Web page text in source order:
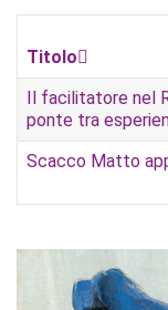
Titolo
Il facilitatore nel
ponte tra
Scacco Matto